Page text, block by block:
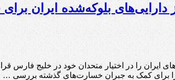
دارایی‌های بلوکه‌شده ایران
ایران را در اختیار متحدان خود در خلیج فارس
را برای کمک به جبران خسارت‌های گذشته بررسی …